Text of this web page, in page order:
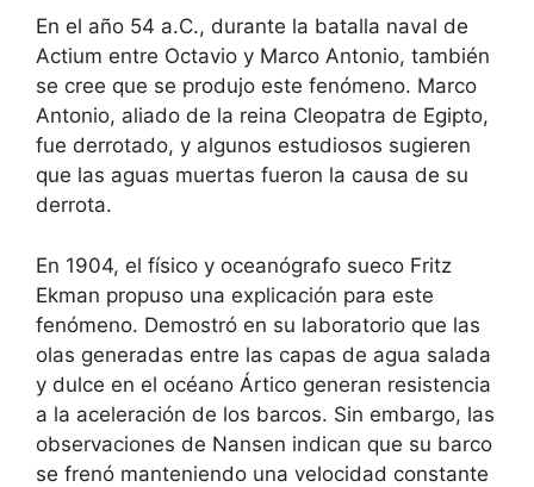
En el año 54 a.C., durante la batalla naval de
Actium entre Octavio y Marco Antonio, también
se cree que se produjo este fenómeno. Marco
Antonio, aliado de la reina Cleopatra de Egipto,
fue derrotado, y algunos estudiosos sugieren
que las aguas muertas fueron la causa de su
derrota.
En 1904, el físico y oceanógrafo sueco Fritz
Ekman propuso una explicación para este
fenómeno. Demostró en su laboratorio que las
olas generadas entre las capas de agua salada
y dulce en el océano Ártico generan resistencia
a la aceleración de los barcos. Sin embargo, las
observaciones de Nansen indican que su barco
se frenó manteniendo una velocidad constante